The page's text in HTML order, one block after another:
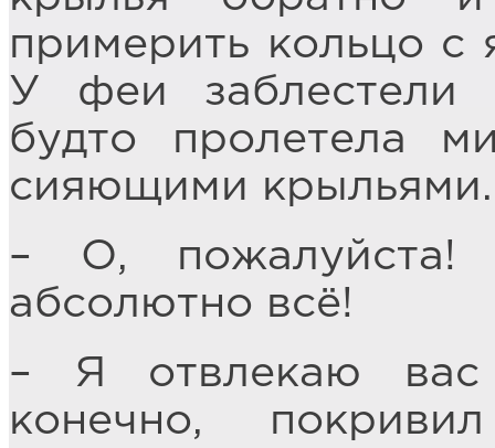
примерить кольцо с
У феи заблестели
будто пролетела
сияющими крыльями.
– О, пожалуйста!
абсолютно всё!
– Я отвлекаю вас
конечно,